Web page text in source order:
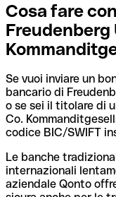
Cosa fare
Freudenberg
Se vuoi inviare un
bancario di
o se sei il titolare di
Co.
codice BIC/SWIFT
Le banche
internazionali
aziendale Qonto